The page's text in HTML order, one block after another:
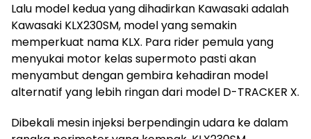
Lalu model kedua yang dihadirkan Kawasaki adalah
Kawasaki KLX230SM, model yang semakin
memperkuat nama KLX. Para rider pemula yang
menyukai motor kelas supermoto pasti akan
menyambut dengan gembira kehadiran model
alternatif yang lebih ringan dari model D-TRACKER X.
Dibekali mesin injeksi berpendingin udara ke dalam